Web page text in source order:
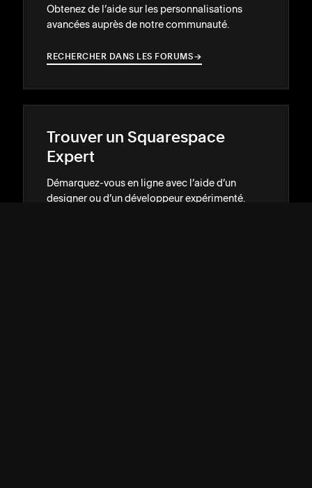
Obtenez de l’aide sur les personnalisations
avancées auprès de notre communauté.
RECHERCHER DANS LES FORUMS→
→
Trouver un Squarespace
Expert
Démarquez-vous en ligne avec l’aide d’un
designer ou d’un développeur expérimenté.